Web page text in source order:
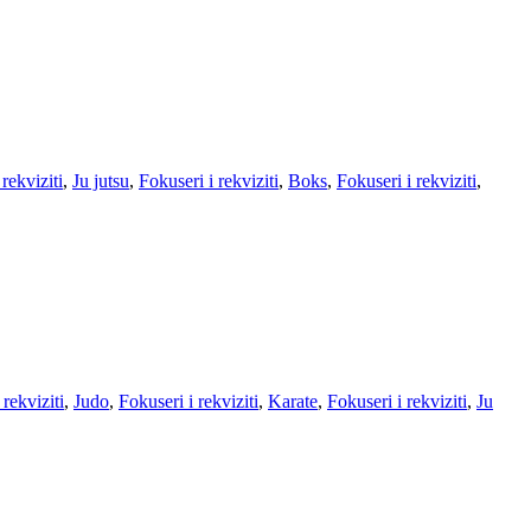
, Ju jutsu, Fokuseri i rekviziti, Boks, Fokuseri i rekviziti,
rekviziti, Judo, Fokuseri i rekviziti, Karate, Fokuseri i rekviziti, Ju